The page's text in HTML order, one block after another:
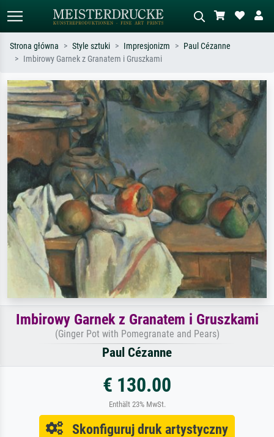
Szukaj wg artysty, tytułu lub stylu – np.
Monet, Gwiaździsta noc,
impresjonizm, fala Hokusaia, akt.
Opisz scenę – np. zielona łąka,
abstrakcja z czerwienią, ciemny olej,
stojący akt obok drzewa.
Strona główna Style sztuki Impresjonizm
Paul Cézanne
Imbirowy Garnek z Granatem i Gruszkami
Imbirowy Garnek z Granatem i Gruszkami
(Ginger Pot with Pomegranate and Pears)
Paul Cézanne
€ 130.00
Enthält 23% MwSt.
Skonfiguruj druk artystyczny